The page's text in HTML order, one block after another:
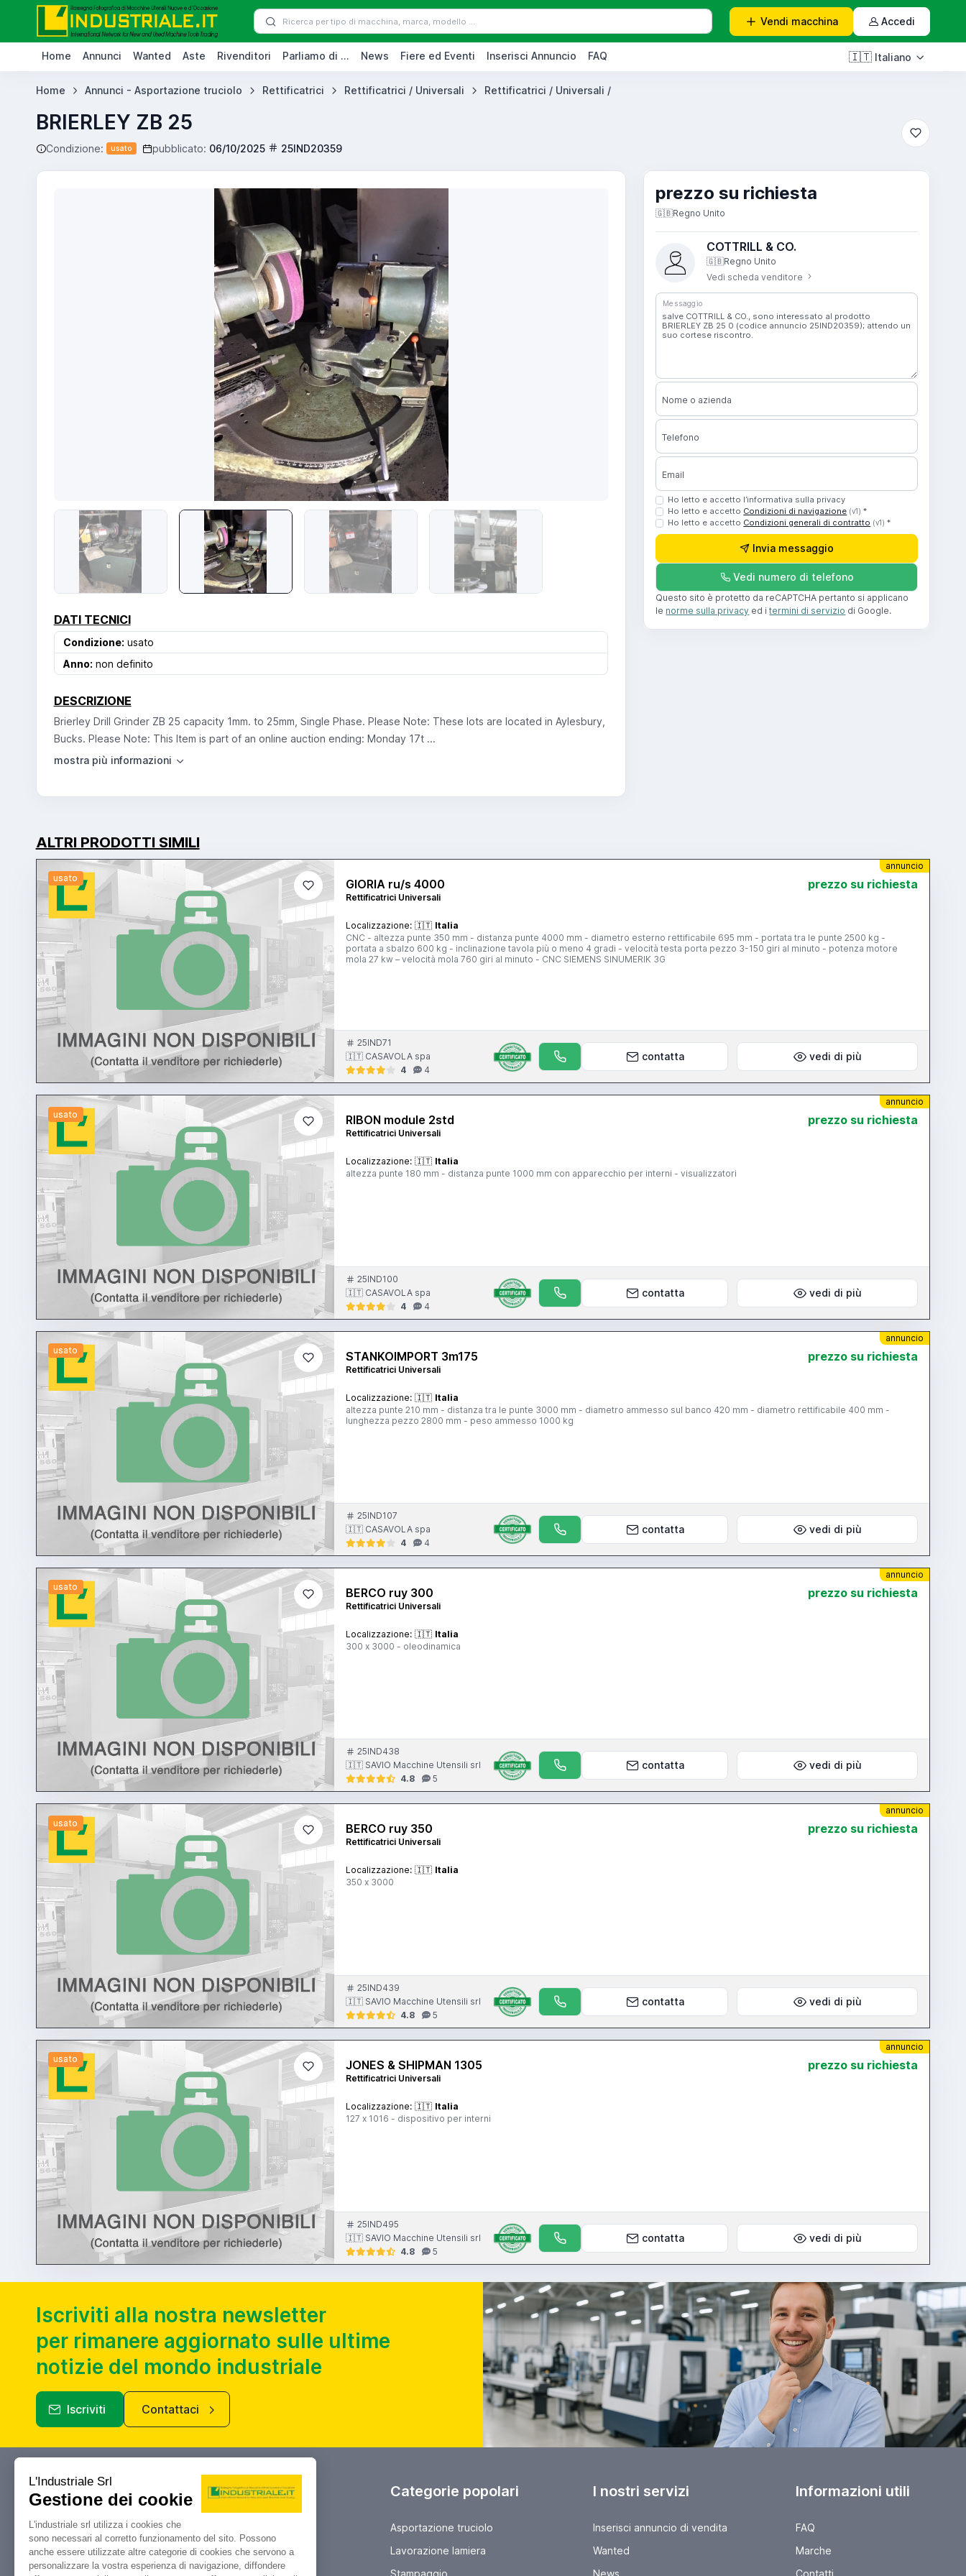
Vendi macchina Accedi
Home Annunci Wanted Aste Rivenditori Parliamo di ... News Fiere ed Eventi Inserisci Annuncio FAQ 🇮🇹 Italiano
Home Annunci - Asportazione truciolo Rettificatrici Rettificatrici / Universali Rettificatrici / Universali /
BRIERLEY ZB 25
Condizione: usato pubblicato: 06/10/2025 25IND20359
DATI TECNICI
Condizione: usato
Anno: non definito
DESCRIZIONE
Brierley Drill Grinder ZB 25 capacity 1mm. to 25mm, Single Phase. Please Note: These lots are located in Aylesbury,
Bucks. Please Note: This Item is part of an online auction ending: Monday 17t ...
prezzo su richiesta
🇬🇧Regno Unito
COTTRILL & CO.
🇬🇧Regno Unito
Vedi scheda venditore
Messaggio
Nome o azienda
Telefono
Email
Ho letto e accetto l’informativa sulla privacy
Ho letto e accetto Condizioni di navigazione (v1) *
Ho letto e accetto Condizioni generali di contratto (v1) *
Invia messaggio
Vedi numero di telefono
Questo sito è protetto da reCAPTCHA pertanto si applicano
le norme sulla privacy ed itermini di servizio di Google.
ALTRI PRODOTTI SIMILI
usato
annuncio
GIORIA ru/s 4000
Rettificatrici Universali
prezzo su richiesta
Localizzazione: 🇮🇹 Italia
CNC - altezza punte 350 mm - distanza punte 4000 mm - diametro esterno rettificabile 695 mm - portata tra le punte 2500 kg -
portata a sbalzo 600 kg - inclinazione tavola più o meno 4 gradi - velocità testa porta pezzo 3-150 giri al minuto - potenza motore
mola 27 kw – velocità mola 760 giri al minuto - CNC SIEMENS SINUMERIK 3G
25IND71
🇮🇹 CASAVOLA spa
4
4
contatta vedi di più
usato
annuncio
RIBON module 2std
Rettificatrici Universali
prezzo su richiesta
Localizzazione: 🇮🇹 Italia
altezza punte 180 mm - distanza punte 1000 mm con apparecchio per interni - visualizzatori
25IND100
🇮🇹 CASAVOLA spa
4
4
contatta vedi di più
usato
annuncio
STANKOIMPORT 3m175
Rettificatrici Universali
prezzo su richiesta
Localizzazione: 🇮🇹 Italia
altezza punte 210 mm - distanza tra le punte 3000 mm - diametro ammesso sul banco 420 mm - diametro rettificabile 400 mm -
lunghezza pezzo 2800 mm - peso ammesso 1000 kg
25IND107
🇮🇹 CASAVOLA spa
4
4
contatta vedi di più
usato
annuncio
BERCO ruy 300
Rettificatrici Universali
prezzo su richiesta
Localizzazione: 🇮🇹 Italia
300 x 3000 - oleodinamica
25IND438
🇮🇹 SAVIO Macchine Utensili srl
4.8
5
contatta vedi di più
usato
annuncio
BERCO ruy 350
Rettificatrici Universali
prezzo su richiesta
Localizzazione: 🇮🇹 Italia
350 x 3000
25IND439
🇮🇹 SAVIO Macchine Utensili srl
4.8
5
contatta vedi di più
usato
annuncio
JONES & SHIPMAN 1305
Rettificatrici Universali
prezzo su richiesta
Localizzazione: 🇮🇹 Italia
127 x 1016 - dispositivo per interni
25IND495
🇮🇹 SAVIO Macchine Utensili srl
4.8
5
contatta vedi di più
Iscriviti alla nostra newsletter
per rimanere aggiornato sulle ultime
notizie del mondo industriale
Iscriviti Contattaci
Industriale.it
Il tuo portale di riferimento per
compravendita, aste e liquidazioni di
macchine utensili e macchinari
Categorie popolari
Asportazione truciolo
Lavorazione lamiera
Stampaggio
I nostri servizi
Inserisci annuncio di vendita
Wanted
News
Informazioni utili
FAQ
Marche
Contatti